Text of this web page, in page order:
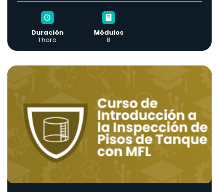
Duración
1 hora
Módulos
8